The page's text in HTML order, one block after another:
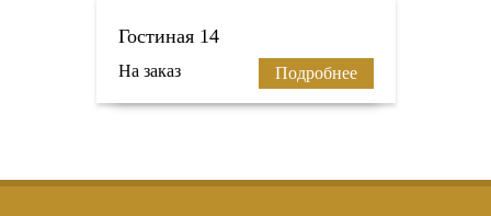
Гостиная 14
На заказ Подробнее